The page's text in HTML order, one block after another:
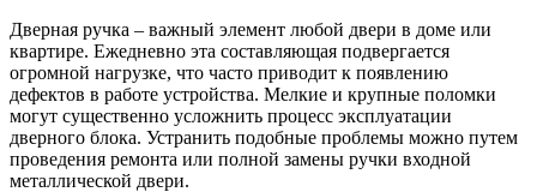
Дверная ручка – важный элемент любой двери в доме или
квартире. Ежедневно эта составляющая подвергается
огромной нагрузке, что часто приводит к появлению
дефектов в работе устройства. Мелкие и крупные поломки
могут существенно усложнить процесс эксплуатации
дверного блока. Устранить подобные проблемы можно путем
проведения ремонта или полной замены ручки входной
металлической двери.